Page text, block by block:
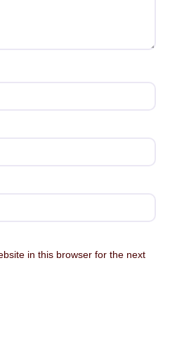
in this browser for the next